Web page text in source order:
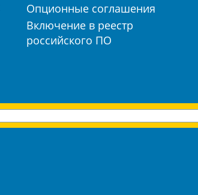
Опционные соглашения
Включение в реестр
российского ПО